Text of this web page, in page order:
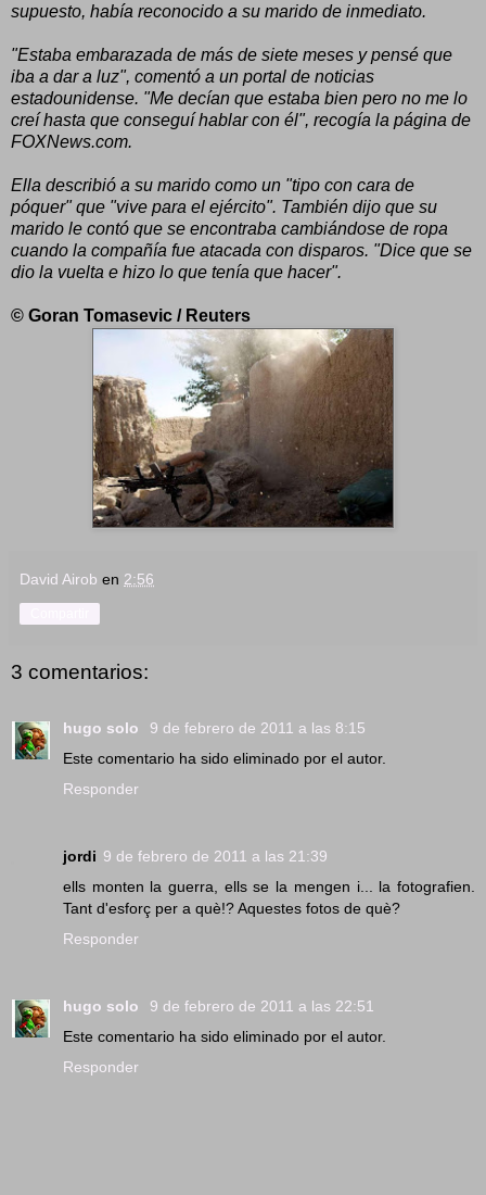
supuesto, había reconocido a su marido de inmediato.
"Estaba embarazada de más de siete meses y pensé que
iba a dar a luz", comentó a un portal de noticias
estadounidense. "Me decían que estaba bien pero no me lo
creí hasta que conseguí hablar con él", recogía la página de
FOXNews.com.
Ella describió a su marido como un "tipo con cara de
póquer" que "vive para el ejército". También dijo que su
marido le contó que se encontraba cambiándose de ropa
cuando la compañía fue atacada con disparos. "Dice que se
dio la vuelta e hizo lo que tenía que hacer".
© Goran Tomasevic / Reuters
David Airob en 2:56
3 comentarios:
hugo solo
9 de febrero de 2011 a las 8:15
Este comentario ha sido eliminado por el autor.
Responder
jordi 9 de febrero de 2011 a las 21:39
ells monten la guerra, ells se la mengen i... la fotografien.
Tant d'esforç per a què!? Aquestes fotos de què?
Responder
hugo solo
9 de febrero de 2011 a las 22:51
Este comentario ha sido eliminado por el autor.
Responder